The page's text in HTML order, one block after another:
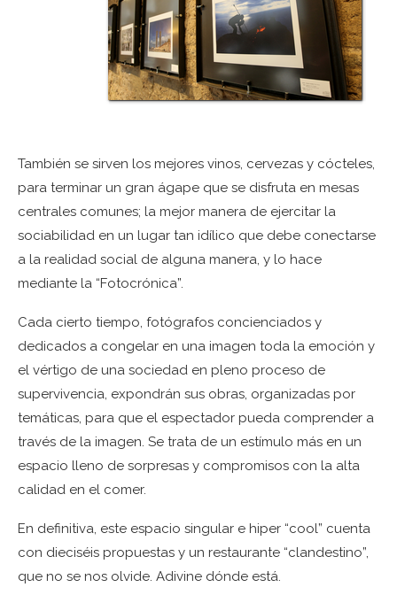
También se sirven los mejores vinos, cervezas y cócteles,
para terminar un gran ágape que se disfruta en mesas
centrales comunes; la mejor manera de ejercitar la
sociabilidad en un lugar tan idílico que debe conectarse
a la realidad social de alguna manera, y lo hace
mediante la “Fotocrónica”.
Cada cierto tiempo, fotógrafos concienciados y
dedicados a congelar en una imagen toda la emoción y
el vértigo de una sociedad en pleno proceso de
supervivencia, expondrán sus obras, organizadas por
temáticas, para que el espectador pueda comprender a
través de la imagen. Se trata de un estímulo más en un
espacio lleno de sorpresas y compromisos con la alta
calidad en el comer.
En definitiva, este espacio singular e hiper “cool” cuenta
con dieciséis propuestas y un restaurante “clandestino”,
que no se nos olvide. Adivine dónde está.